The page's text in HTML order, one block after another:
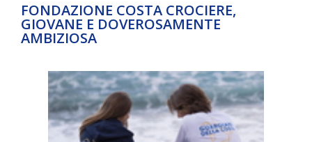
FONDAZIONE COSTA CROCIERE,
GIOVANE E DOVEROSAMENTE
AMBIZIOSA